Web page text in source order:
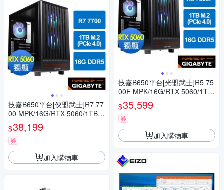
技嘉B650平台[俠盟武士]R7 77
00 MPK/16G/RTX 5060/1TB_
M2
$38,199
券
加入購物車
技嘉B650平台[光盟武士]R5 75
00F MPK/16G/RTX 5060/1TB
_M2
$35,599
券
加入購物車